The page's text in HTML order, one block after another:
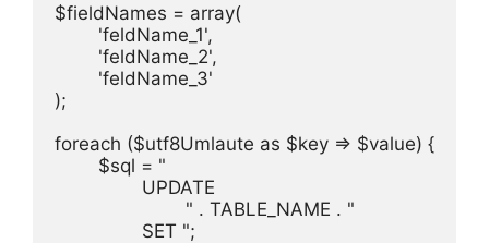
$fieldNames = array(
        'feldName_1',
        'feldName_2',
        'feldName_3'
);
foreach ($utf8Umlaute as $key => $value) {
        $sql = "
                UPDATE
                        " . TABLE_NAME . "
                SET ";